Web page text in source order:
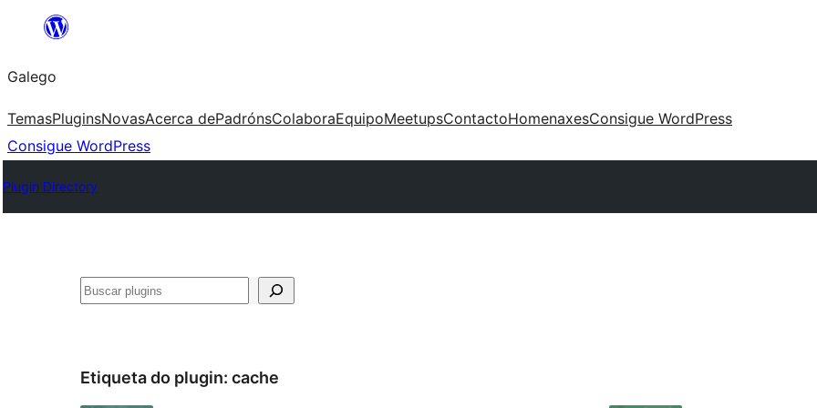
Saltar
contido
Galego
TemasPluginsNovasAcerca dePadrónsColaboraEquipoMeetupsContactoHomenaxesConsigue WordPress
Consigue WordPress
Plugin Directory
Buscar
Etiqueta do plugin: cache